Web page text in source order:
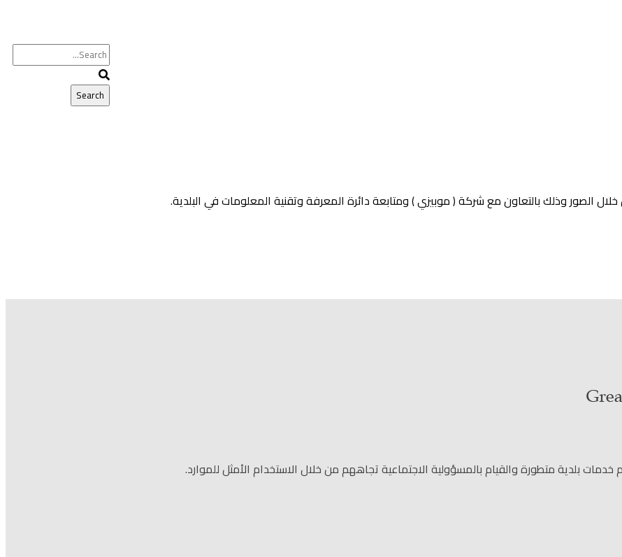
خلال الصور وذلك بالتعاون مع شركة ( موبيزي ) ومتابعة دائرة المعرفة وتقنية المعلومات في البلدية.
بلدية متطورة والقيام بالمسؤولية الاجتماعية تجاههم من خلال الاستخدام الأمثل للموارد.